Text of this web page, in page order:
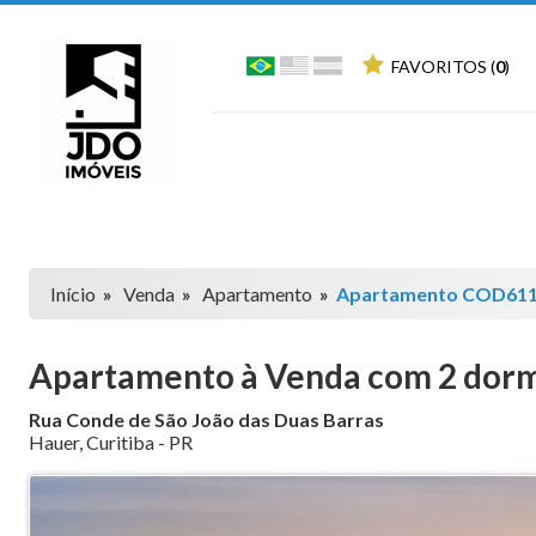
FAVORITOS (0)
Início » Venda » Apartamento » Apartamento COD611
Apartamento à Venda com 2
Rua Conde de São João das Duas Barras
Hauer,Curitiba - PR